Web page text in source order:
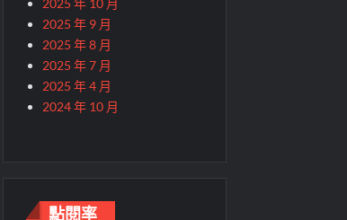
2025 年 10 月
2025 年 9 月
2025 年 8 月
2025 年 7 月
2025 年 4 月
2024 年 10 月